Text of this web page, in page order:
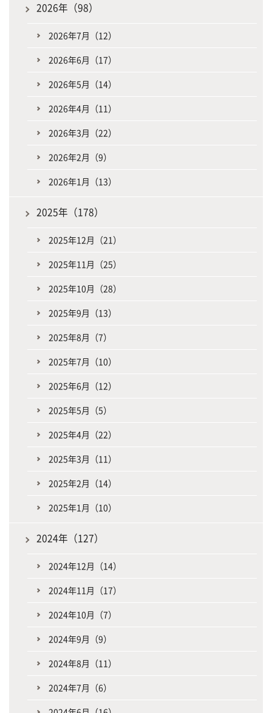
2026年（98）
2026年7月（12）
2026年6月（17）
2026年5月（14）
2026年4月（11）
2026年3月（22）
2026年2月（9）
2026年1月（13）
2025年（178）
2025年12月（21）
2025年11月（25）
2025年10月（28）
2025年9月（13）
2025年8月（7）
2025年7月（10）
2025年6月（12）
2025年5月（5）
2025年4月（22）
2025年3月（11）
2025年2月（14）
2025年1月（10）
2024年（127）
2024年12月（14）
2024年11月（17）
2024年10月（7）
2024年9月（9）
2024年8月（11）
2024年7月（6）